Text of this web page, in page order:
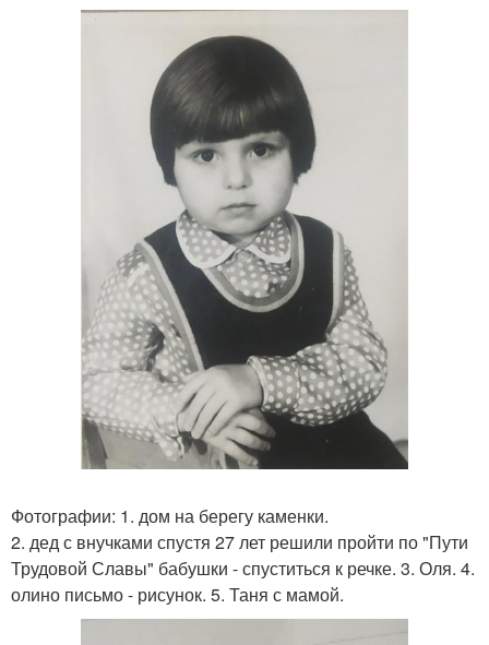
Фотографии: 1. дом на берегу каменки.
2. дед с внучками спустя 27 лет решили пройти по "Пути
Трудовой Славы" бабушки - спуститься к речке. 3. Оля. 4.
олино письмо - рисунок. 5. Таня с мамой.